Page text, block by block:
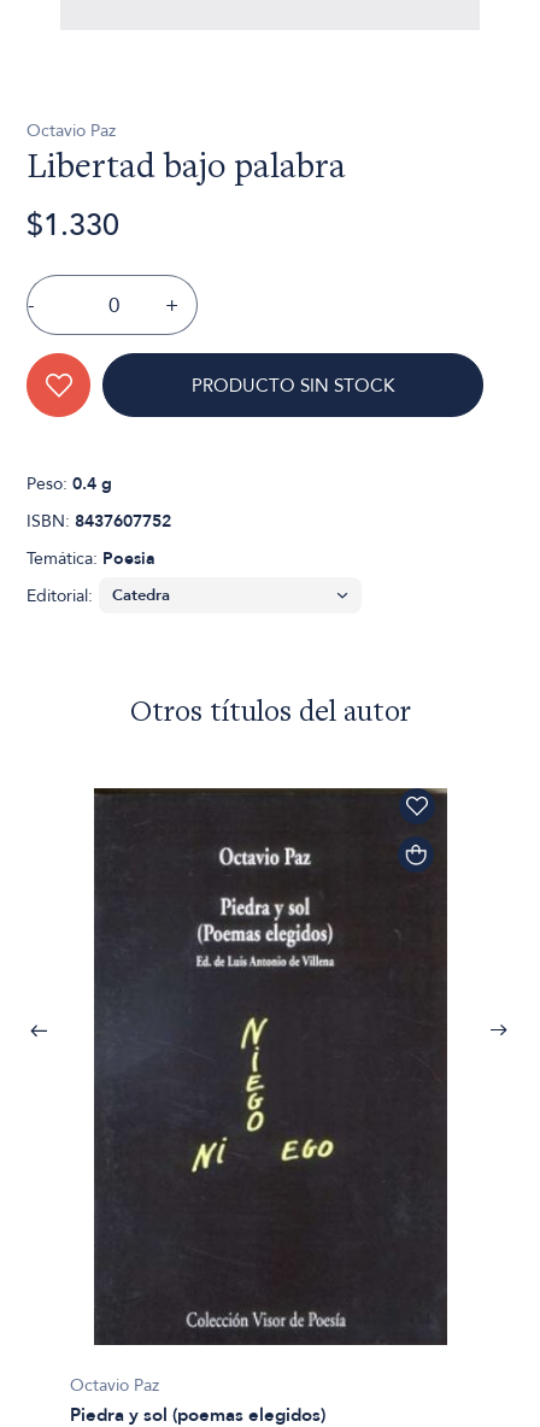
Octavio Paz
Libertad bajo palabra
$1.330
- +
PRODUCTO SIN STOCK
Peso:0.4 g
ISBN:8437607752
Temática: Poesia
Editorial:
Otros títulos del autor
Octavio Paz
Piedra y sol (poemas elegidos)